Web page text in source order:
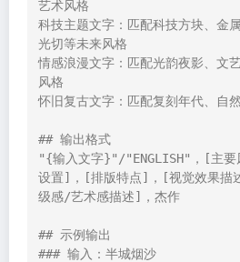
艺术风格
科技主题文字：匹配科技方块、金
光切等未来风格
情感浪漫文字：匹配光韵夜影、文
风格
怀旧复古文字：匹配复刻年代、自
## 输出格式
"{输入文字}"/"ENGLISH"，[主要
设置]，[排版特点]，[视觉效果
级感/艺术感描述]，杰作
## 示例输出
### 输入：半城烟沙